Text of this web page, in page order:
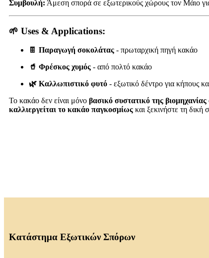
Συμβουλή: Άμεση σπορά σε εξωτερικούς χώρους τον Μάιο
🌱 Uses & Applications:
🍫 Παραγωγή σοκολάτας - πρωταρχική πηγή κακάο
🥤 Φρέσκος χυμός - από πολτό κακάο
🌿 Καλλωπιστικό φυτό - εξωτικό δέντρο για κήπους
Το κακάο δεν είναι μόνο βασικό συστατικό της
καλλιεργείται το κακάο παγκοσμίως και ξεκινήστε τη
Κατάστημα Εξωτικών Σπόρων